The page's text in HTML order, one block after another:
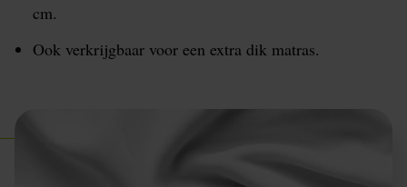
cm.
Ook verkrijgbaar voor een extra dik matras.